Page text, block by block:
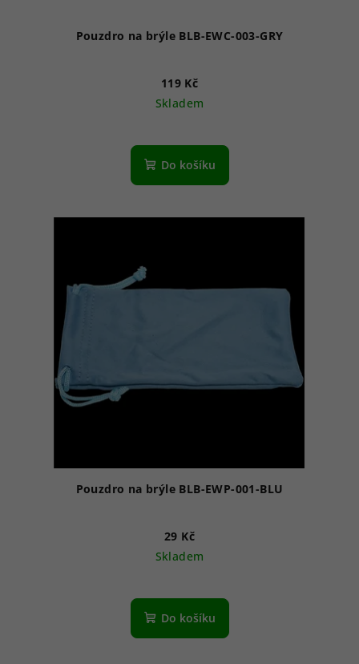
Pouzdro na brýle BLB-EWC-003-GRY
119 Kč
Skladem
Do košíku
Pouzdro na brýle BLB-EWP-001-BLU
29 Kč
Skladem
Do košíku